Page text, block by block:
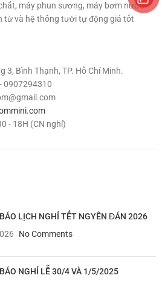
máy phun sương, máy bơm nước
từ và hệ thống tưới tự động giá tốt
3, Bình Thạnh, TP. Hồ Chí Minh.
0907294310
- 18H (CN nghỉ)
LỊCH NGHỈ TẾT NGYÊN ĐÁN 2026
No Comments
NGHỈ LỄ 30/4 VÀ 1/5/2025